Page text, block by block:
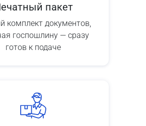
пакет
комплект документов,
госпошлину — сразу
готов к подаче